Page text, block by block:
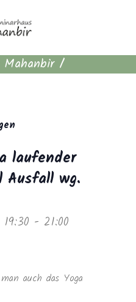
/
laufender
wg.
- 21:00
auch das Yoga